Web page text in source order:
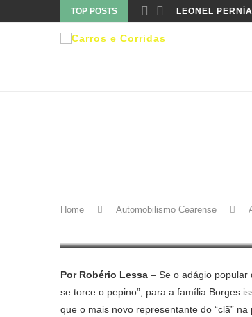
TOP POSTS LEONEL
Home Automobilismo Cearense
ESTREIA NO
Por Robério Lessa – Se o adágio popular
se torce o pepino”, para a família Borges
que o mais novo representante do “clã”